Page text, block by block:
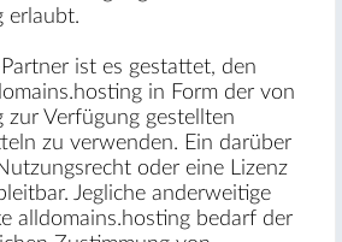
erlaubt.
ist es gestattet, den
in Form der von
zur Verfügung gestellten
zu verwenden. Ein darüber
oder eine Lizenz
Jegliche anderweitige
alldomains.hosting bedarf der